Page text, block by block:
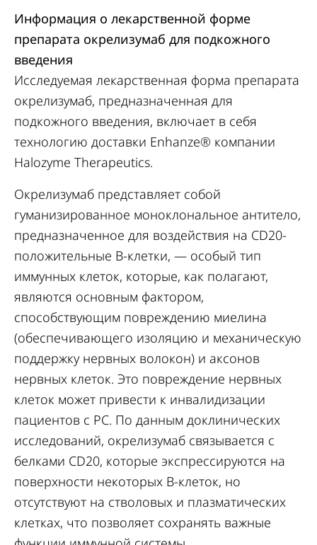
Информация о лекарственной форме
препарата окрелизумаб для подкожного
введения
Исследуемая лекарственная форма препарата
окрелизумаб, предназначенная для
подкожного введения, включает в себя
технологию доставки Enhanze® компании
Halozyme Therapeutics.
Окрелизумаб представляет собой
гуманизированное моноклональное антитело,
предназначенное для воздействия на CD20-
положительные B-клетки, — особый тип
иммунных клеток, которые, как полагают,
являются основным фактором,
способствующим повреждению миелина
(обеспечивающего изоляцию и механическую
поддержку нервных волокон) и аксонов
нервных клеток. Это повреждение нервных
клеток может привести к инвалидизации
пациентов с РС. По данным доклинических
исследований, окрелизумаб связывается с
белками CD20, которые экспрессируются на
поверхности некоторых В-клеток, но
отсутствуют на стволовых и плазматических
клетках, что позволяет сохранять важные